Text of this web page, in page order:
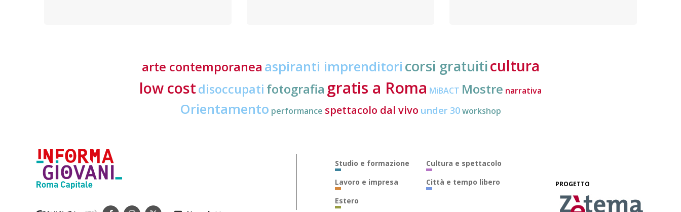
arte contemporanea aspiranti imprenditori corsi gratuiticultura
low costdisoccupati fotografia gratis a Roma MiBACT Mostre narrativa
Orientamento performance spettacolo dal vivo under 30workshop
Studio e formazione
Lavoro e impresa
Estero
Cultura e spettacolo
Città e tempo libero
PROGETTO